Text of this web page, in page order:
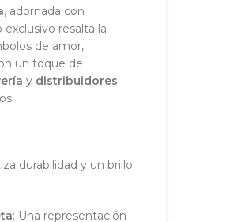
, adornada con
exclusivo resalta la
de amor,
un toque de
y distribuidores
durabilidad y un brillo
: Una representación